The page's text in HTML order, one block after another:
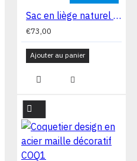
Sac en liège naturel avec bandoulière 25X26X08CM CA3023T
€73,00
Ajouter au panier